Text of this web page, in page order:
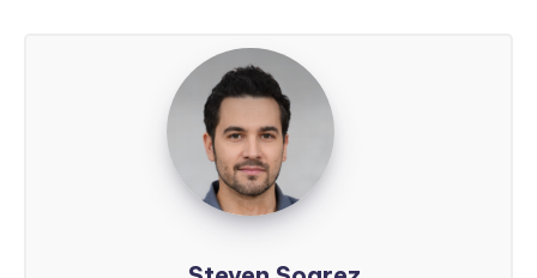
Steven
Soarez